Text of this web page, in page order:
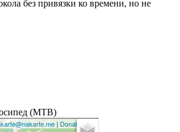
без привязки ко времени, но не
(MTB)